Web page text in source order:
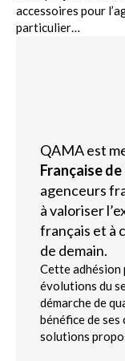
accessoires pour
particulier…
QAMA est
Française
agenceurs
à valoriser
français et à
de demain.
Cette adhésion
évolutions du
démarche de
bénéfice de
solutions